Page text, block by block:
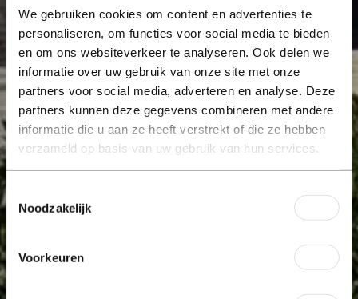
We gebruiken cookies om content en advertenties te
personaliseren, om functies voor social media te bieden
en om ons websiteverkeer te analyseren. Ook delen we
informatie over uw gebruik van onze site met onze
partners voor social media, adverteren en analyse. Deze
partners kunnen deze gegevens combineren met andere
informatie die u aan ze heeft verstrekt of die ze hebben
verzameld op basis van uw gebruik van hun services.
Toestemmingsselectie
Noodzakelijk
Voorkeuren